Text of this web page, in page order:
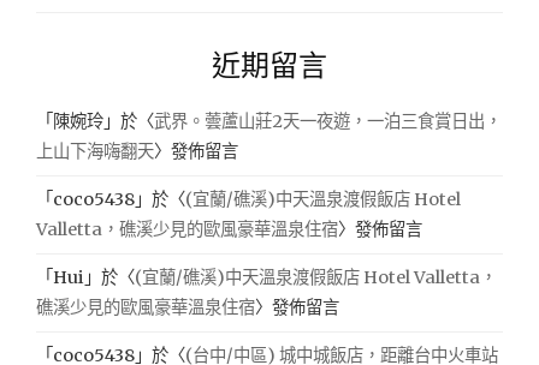
近期留言
「 陳婉玲 」於〈武界。蕓蘆山莊2天一夜遊，一泊三食賞日出，
上山下海嗨翻天〉發佈留言
「 coco5438 」於〈(宜蘭/礁溪)中天溫泉渡假飯店 Hotel
Valletta，礁溪少見的歐風豪華溫泉住宿〉發佈留言
「Hui 」於〈(宜蘭/礁溪)中天溫泉渡假飯店 Hotel Valletta，
礁溪少見的歐風豪華溫泉住宿〉發佈留言
「 coco5438 」於〈(台中/中區) 城中城飯店，距離台中火車站